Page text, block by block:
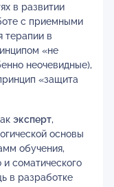
в развитии
с приемными
терапии в
«не
неочевидные),
«защита
эксперт,
основы
обучения,
и соматического
в разработке